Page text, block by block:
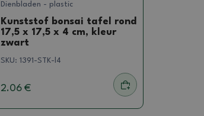
Dienbladen - plastic
Kunststof bonsai tafel rond
17,5 x 17,5 x 4 cm, kleur
zwart
SKU:1391-STK-l4
2.06 €